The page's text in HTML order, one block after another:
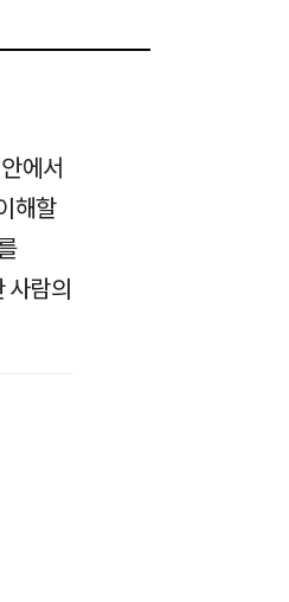
에서
해할
사람의